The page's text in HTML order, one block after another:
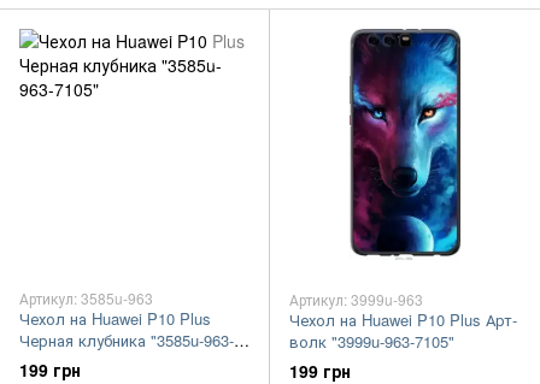
Артикул: 3585u-963
Чехол на Huawei P10 Plus
Черная клубника "3585u-963-
7105"
199 грн
Артикул: 3999u-963
Чехол на Huawei P10 Plus Арт-
волк "3999u-963-7105"
199 грн